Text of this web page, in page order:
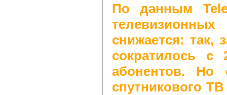
По данным
снижается: так,
сократилось
абонентов.
спутникового